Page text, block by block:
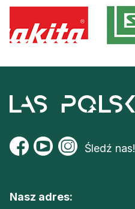
Śledź nas!
Nasz adres: